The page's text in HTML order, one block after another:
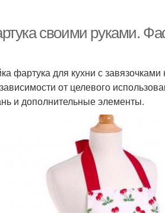
своими руками.
фартука для кухни с
от целевого
и дополнительные элементы.